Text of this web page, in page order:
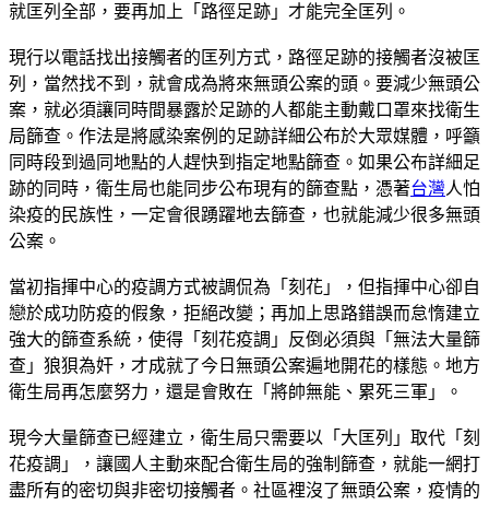
就匡列全部，要再加上「路徑足跡」才能完全匡列。
現行以電話找出接觸者的匡列方式，路徑足跡的接觸者沒被匡
列，當然找不到，就會成為將來無頭公案的頭。要減少無頭公
案，就必須讓同時間暴露於足跡的人都能主動戴口罩來找衛生
局篩查。作法是將感染案例的足跡詳細公布於大眾媒體，呼籲
同時段到過同地點的人趕快到指定地點篩查。如果公布詳細足
跡的同時，衛生局也能同步公布現有的篩查點，憑著台灣人怕
染疫的民族性，一定會很踴躍地去篩查，也就能減少很多無頭
公案。
當初指揮中心的疫調方式被調侃為「刻花」，但指揮中心卻自
戀於成功防疫的假象，拒絕改變；再加上思路錯誤而怠惰建立
強大的篩查系統，使得「刻花疫調」反倒必須與「無法大量篩
查」狼狽為奸，才成就了今日無頭公案遍地開花的樣態。地方
衛生局再怎麼努力，還是會敗在「將帥無能、累死三軍」。
現今大量篩查已經建立，衛生局只需要以「大匡列」取代「刻
花疫調」，讓國人主動來配合衛生局的強制篩查，就能一網打
盡所有的密切與非密切接觸者。社區裡沒了無頭公案，疫情的